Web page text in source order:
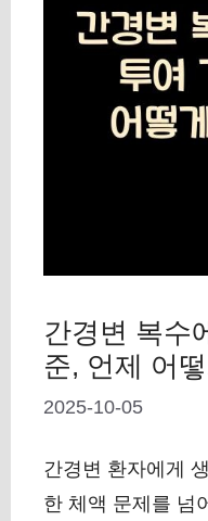
간경변 복수
준, 언제 어
2025-10-05
간경변 환자에게
한 체액 문제를 넘